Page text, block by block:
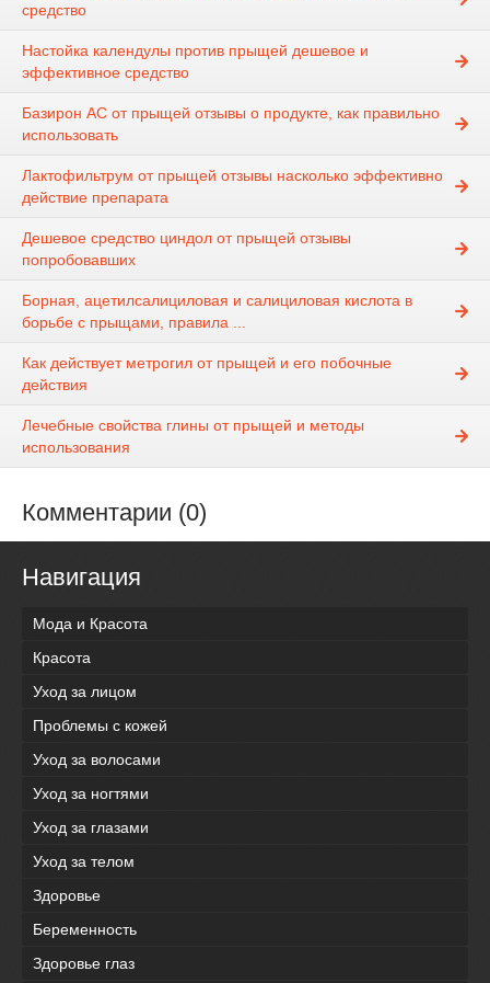
средство
Настойка календулы против прыщей дешевое и
эффективное средство
Базирон АС от прыщей отзывы о продукте, как правильно
использовать
Лактофильтрум от прыщей отзывы насколько эффективно
действие препарата
Дешевое средство циндол от прыщей отзывы
попробовавших
Борная, ацетилсалициловая и салициловая кислота в
борьбе с прыщами, правила ...
Как действует метрогил от прыщей и его побочные
действия
Лечебные свойства глины от прыщей и методы
использования
Комментарии (0)
Навигация
Мода и Красота
Красота
Уход за лицом
Проблемы с кожей
Уход за волосами
Уход за ногтями
Уход за глазами
Уход за телом
Здоровье
Беременность
Здоровье глаз